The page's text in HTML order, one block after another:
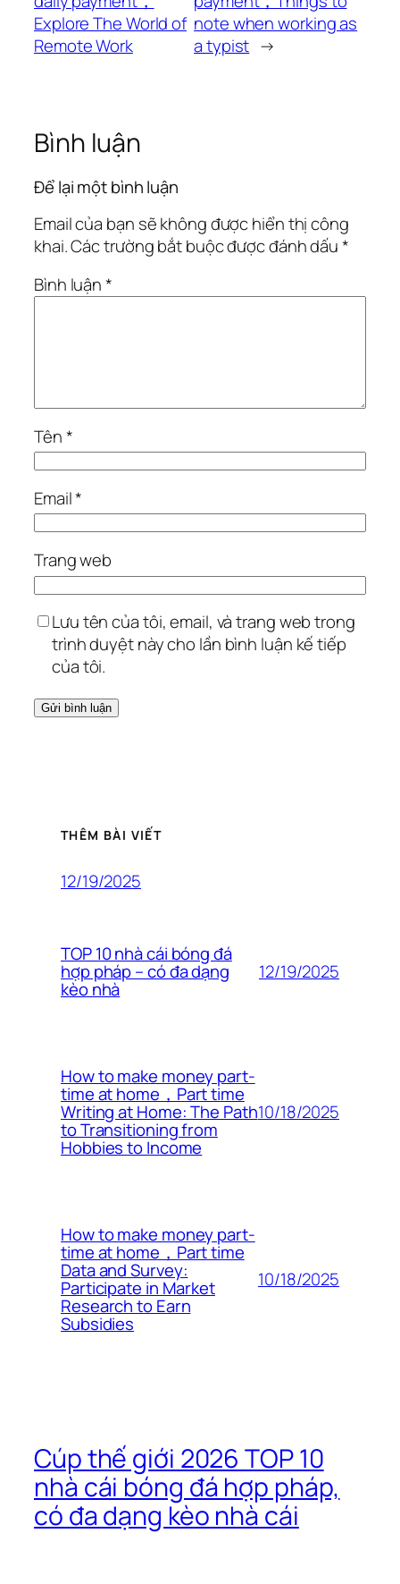
Explore The World of
Remote Work
note when working as
a typist →
Bình luận
Để lại một bình luận
Email của bạn sẽ không được hiển thị công
khai.Các trường bắt buộc được đánh dấu*
Bình luận*
Tên*
Email*
Trang web
Lưu tên của tôi, email, và trang web trong
trình duyệt này cho lần bình luận kế tiếp
của tôi.
THÊM BÀI VIẾT
12/19/2025
TOP 10 nhà cái bóng đá
hợp pháp – có đa dạng
kèo nhà
12/19/2025
How to make money part-
time at home，Part time
Writing at Home: The Path
to Transitioning from
Hobbies to Income
10/18/2025
How to make money part-
time at home，Part time
Data and Survey:
Participate in Market
Research to Earn
Subsidies
10/18/2025
Cúp thế giới 2026 TOP 10
nhà cái bóng đá hợp pháp,
có đa dạng kèo nhà cái